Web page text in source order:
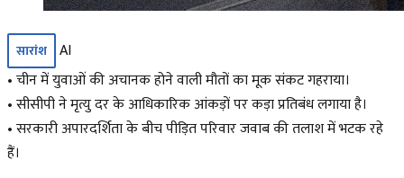
सारांश
AI
• चीन में युवाओं की अचानक होने वाली मौतों का मूक संकट गहराया।
• सीसीपी ने मृत्यु दर के आधिकारिक आंकड़ों पर कड़ा प्रतिबंध लगाया है।
• सरकारी अपारदर्शिता के बीच पीड़ित परिवार जवाब की तलाश में भटक रहे
हैं।